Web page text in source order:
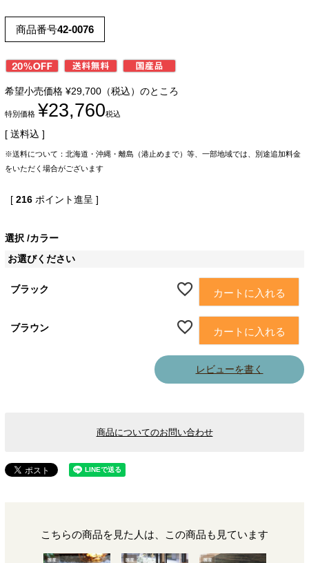
商品番号42-0076
希望小売価格 ¥29,700 （税込）のところ
特別価格 ¥23,760税込
送料込
※送料について：北海道・沖縄・離島（港止めまで）等、一部地域では、別途追加料金
をいただく場合がございます
[ 216 ポイント進呈 ]
選択
カラー
お選びください
ブラック カートに入れる
ブラウン カートに入れる
レビューを書く
商品についてのお問い合わせ
こちらの商品を見た人は、この商品も見ています